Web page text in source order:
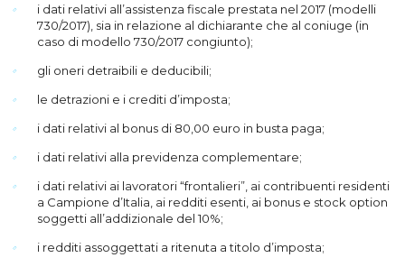
i dati relativi all’assistenza fiscale prestata nel 2017 (modelli
730/2017), sia in relazione al dichiarante che al coniuge (in
caso di modello 730/2017 congiunto);
gli oneri detraibili e deducibili;
le detrazioni e i crediti d’imposta;
i dati relativi al bonus di 80,00 euro in busta paga;
i dati relativi alla previdenza complementare;
i dati relativi ai lavoratori “frontalieri”, ai contribuenti residenti
a Campione d’Italia, ai redditi esenti, ai bonus e stock option
soggetti all’addizionale del 10%;
i redditi assoggettati a ritenuta a titolo d’imposta;